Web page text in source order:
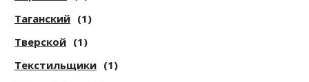
Таганский (1)
Тверской (1)
Текстильщики (1)